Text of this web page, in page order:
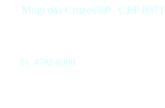
Mogi das Cruzes/SP - CEP
11 4798-6900